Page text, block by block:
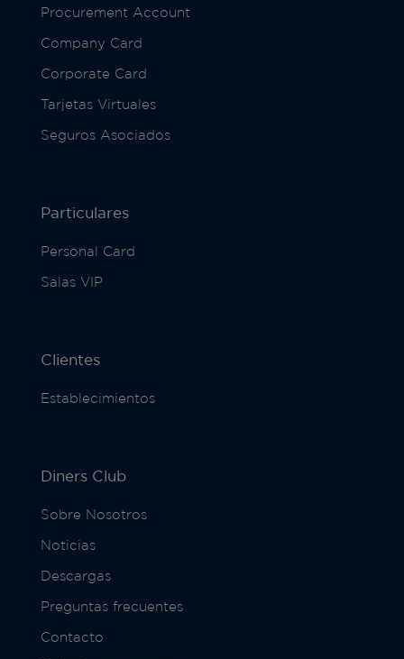
Procurement Account
Company Card
Corporate Card
Tarjetas Virtuales
Seguros Asociados
Particulares
Personal Card
Salas VIP
Clientes
Establecimientos
Diners Club
Sobre Nosotros
Noticias
Descargas
Preguntas frecuentes
Contacto